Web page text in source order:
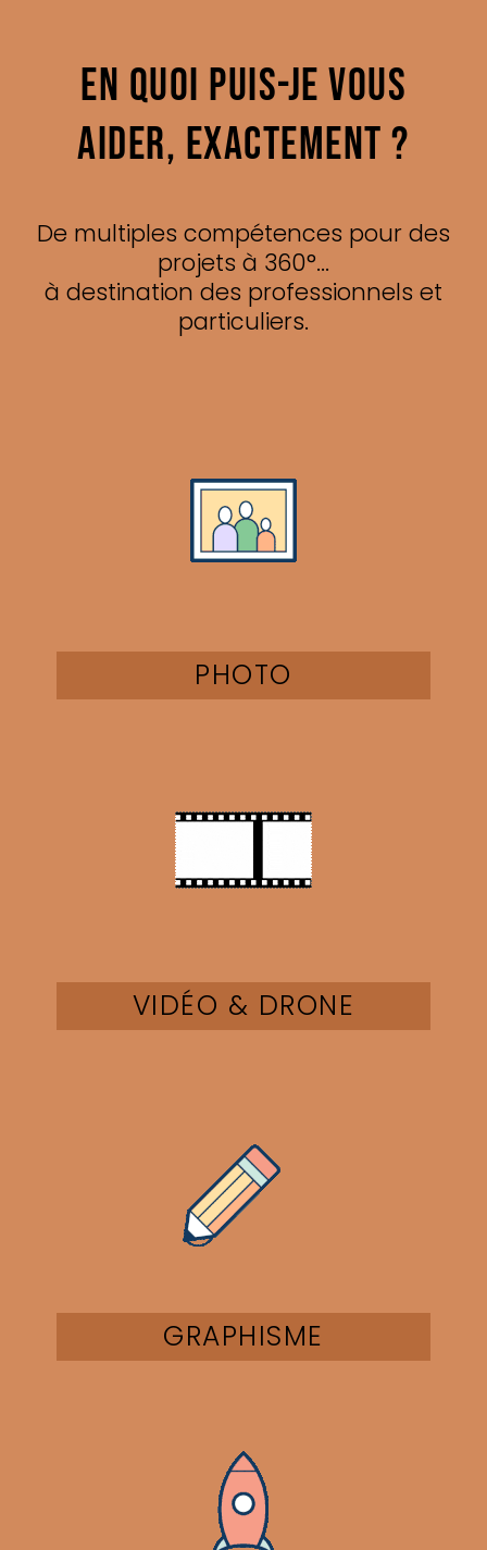
EN QUOI PUIS-JE VOUS
AIDER, EXACTEMENT ?
De multiples compétences pour des
projets à 360°...
à destination des professionnels et
particuliers.
PHOTO
VIDÉO & DRONE
GRAPHISME